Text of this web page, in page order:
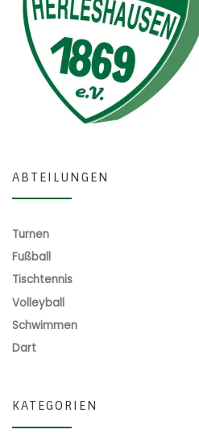
ABTEILUNGEN
Turnen
Fußball
Tischtennis
Volleyball
Schwimmen
Dart
KATEGORIEN